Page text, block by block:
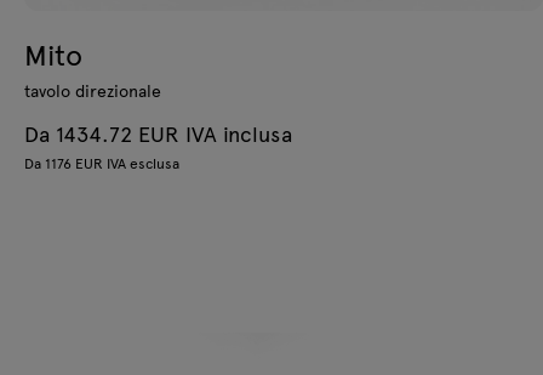
Mito
tavolo direzionale
Da 1434.72 EUR IVA inclusa
Da 1176 EUR IVA esclusa